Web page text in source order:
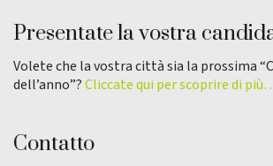
Presentate la vostra
Volete che la vostra città sia la prossima
dell’anno”?Cliccate qui per scoprire di
Contatto